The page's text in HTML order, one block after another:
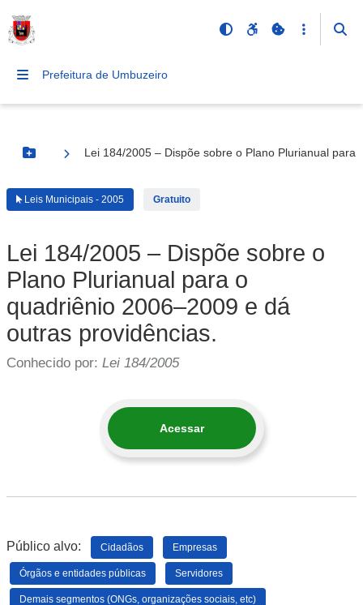
Prefeitura de Umbuzeiro
Botão Menu
Lei 184/2005 – Dispõe sobre o Plano Plurianual
Leis Municipais - 2005 Gratuito
Lei 184/2005 – Dispõe sobre o
Plano Plurianual para o
quadriênio 2006–2009 e dá
outras providências.
Conhecido por: Lei 184/2005
Acessar
Público alvo: Cidadãos Empresas
Órgãos e entidades públicas Servidores
Demais segmentos (ONGs, organizações sociais, etc)